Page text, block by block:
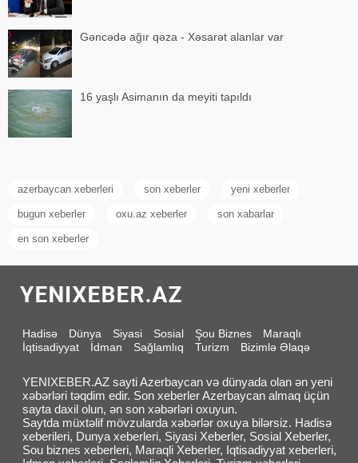
Gəncədə ağır qəza - Xəsarət alanlar var
16 yaşlı Asimanın da meyiti tapıldı
azerbaycan xeberleri son xeberler yeni xeberler
bugun xeberler oxu.az xeberler son xabarlar
en son xeberler
Hadisə Dünya Siyasi Sosial Şou Biznes
Maraqlı
İqtisadiyyat
İdman Sağlamlıq Turizm Bizimlə Əlaqə
YENIXEBER.AZ sayti Azerbaycan və dünyada olan ən yeni
xəbərləri təqdim edir. Son xeberler Azerbaycan almaq üçün
sayta daxil olun, ən son xəbərləri oxuyun.
Saytda müxtəlif mövzularda xəbərlər oxuya bilərsiz. Hadisə
xeberileri, Dunya xeberleri, Siyasi Xeberler, Sosial Xeberler,
Sou biznes xeberleri, Maraqli Xeberler, Iqtisadiyyat xeberleri,